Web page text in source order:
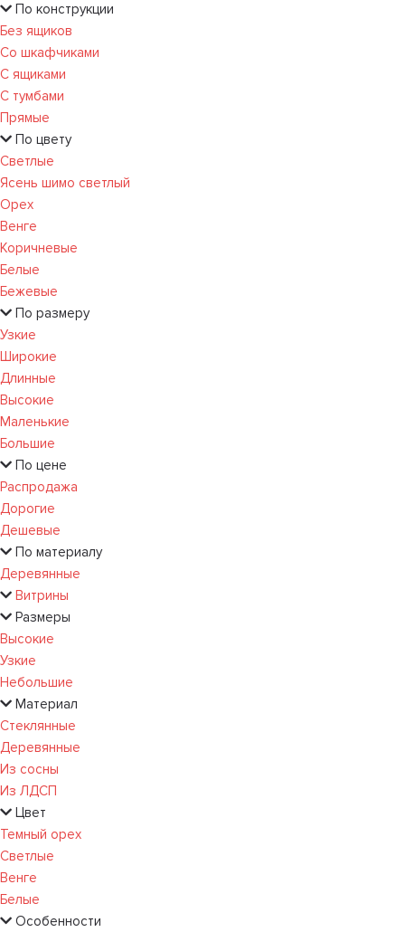
По конструкции
Без ящиков
Со шкафчиками
С ящиками
С тумбами
Прямые
По цвету
Светлые
Ясень шимо светлый
Орех
Венге
Коричневые
Белые
Бежевые
По размеру
Узкие
Широкие
Длинные
Высокие
Маленькие
Большие
По цене
Распродажа
Дорогие
Дешевые
По материалу
Деревянные
Витрины
Размеры
Высокие
Узкие
Небольшие
Материал
Стеклянные
Деревянные
Из сосны
Из ЛДСП
Цвет
Темный орех
Светлые
Венге
Белые
Особенности